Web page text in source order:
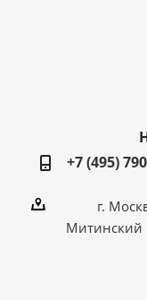
+7 (495)
г.
Митинский